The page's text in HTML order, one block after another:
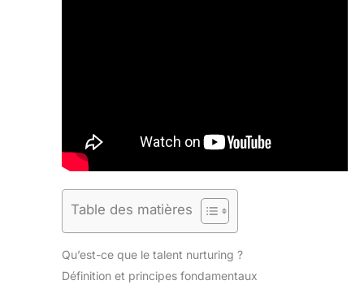
Table des matières
Qu’est-ce que le talent nurturing ?
Définition et principes fondamentaux